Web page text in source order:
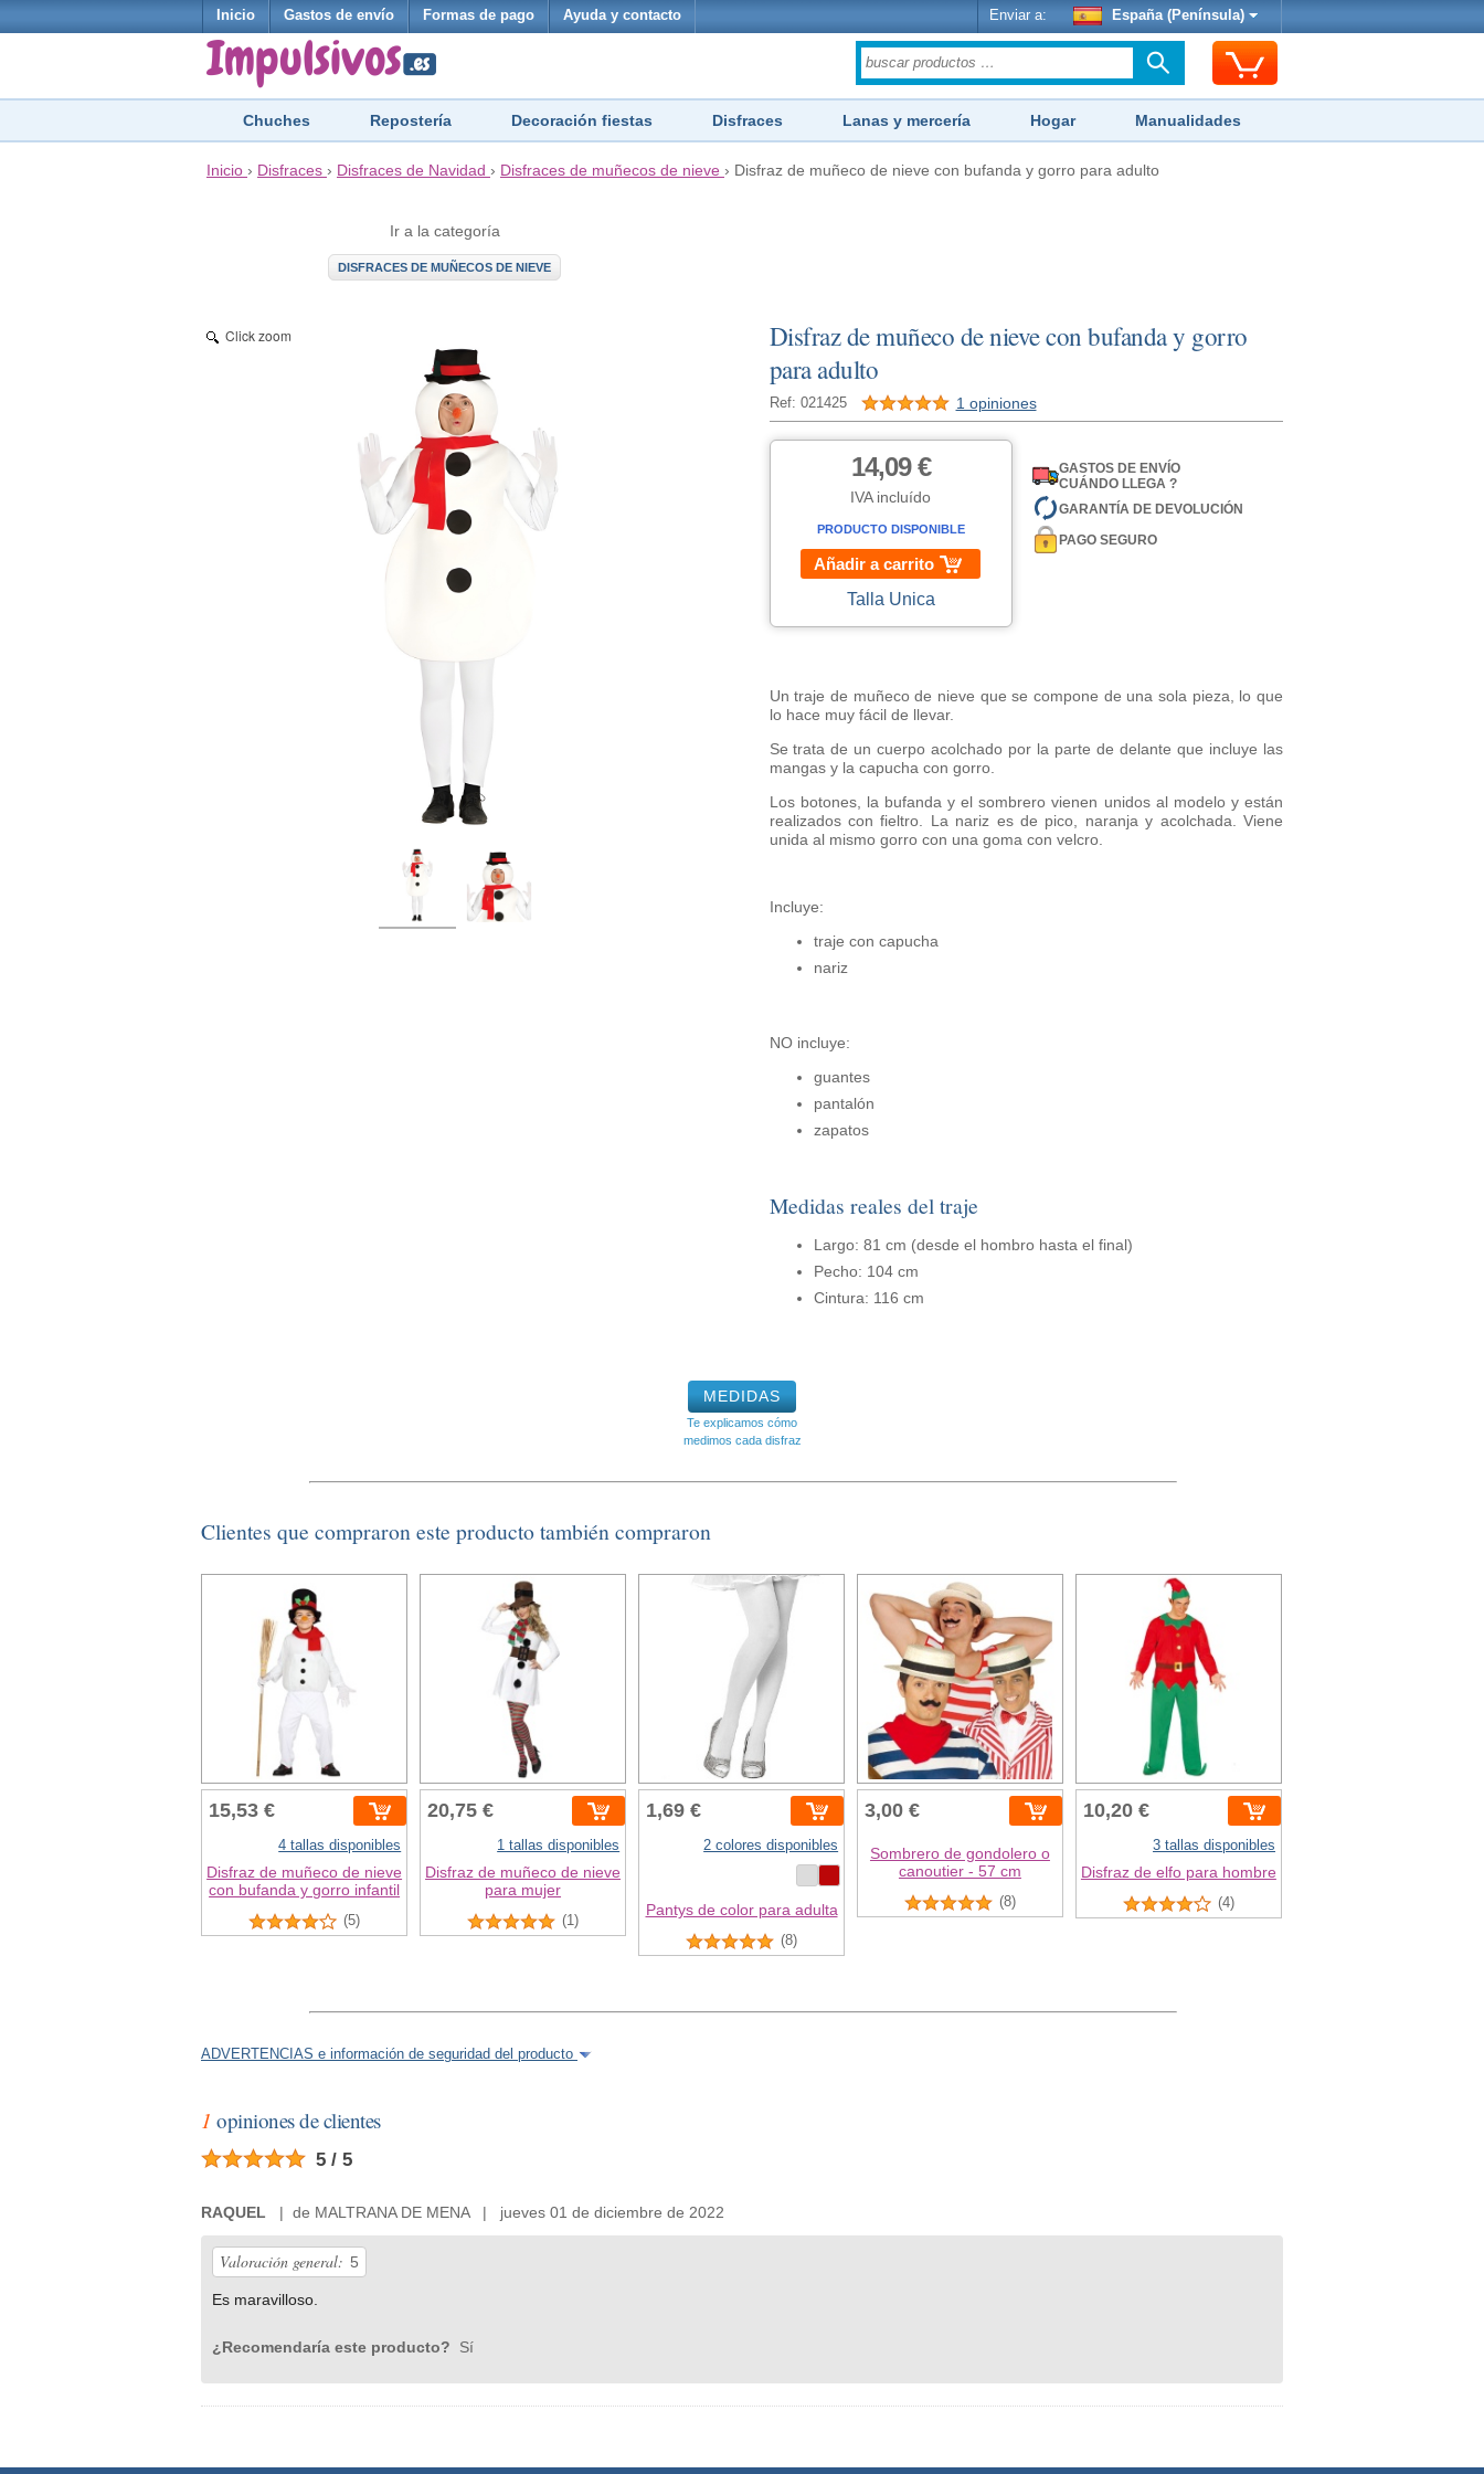
Inicio Gastos de envío Formas de pago Ayuda y contacto Enviar a: España (Península)
Chuches Repostería Decoración fiestas Disfraces Lanas y mercería Hogar Manualidades
Inicio › Disfraces › Disfraces de Navidad › Disfraces de muñecos de nieve › Disfraz de muñeco de nieve con bufanda y gorro para adulto
Ir a la categoría
DISFRACES DE MUÑECOS DE NIEVE
Disfraz de muñeco de nieve con bufanda y gorro
para adulto
Ref: 021425 1 opiniones
Click zoom
14,09 €
IVA incluído
PRODUCTO DISPONIBLE
Añadir a carrito
Talla Unica
GASTOS DE ENVÍO
CUÁNDO LLEGA ?
GARANTÍA DE DEVOLUCIÓN
PAGO SEGURO
Un traje de muñeco de nieve que se compone de una sola pieza, lo que
lo hace muy fácil de llevar.
Se trata de un cuerpo acolchado por la parte de delante que incluye las
mangas y la capucha con gorro.
Los botones, la bufanda y el sombrero vienen unidos al modelo y están
realizados con fieltro. La nariz es de pico, naranja y acolchada. Viene
unida al mismo gorro con una goma con velcro.
Incluye:
traje con capucha
nariz
NO incluye:
guantes
pantalón
zapatos
Medidas reales del traje
Largo: 81 cm (desde el hombro hasta el final)
Pecho: 104 cm
Cintura: 116 cm
MEDIDAS
Te explicamos cómo
medimos cada disfraz
Clientes que compraron este producto también compraron
15,53 €
4 tallas disponibles
Disfraz de muñeco de nieve
con bufanda y gorro infantil
(5)
20,75 €
1 tallas disponibles
Disfraz de muñeco de nieve
para mujer
(1)
1,69 €
2 colores disponibles
Pantys de color para adulta
(8)
3,00 €
Sombrero de gondolero o
canoutier - 57 cm
(8)
10,20 €
3 tallas disponibles
Disfraz de elfo para hombre
(4)
ADVERTENCIAS e información de seguridad del producto
1 opiniones de clientes
5 / 5
RAQUEL | de MALTRANA DE MENA | jueves 01 de diciembre de 2022
Valoración general: 5
Es maravilloso.
¿Recomendaría este producto? Sí